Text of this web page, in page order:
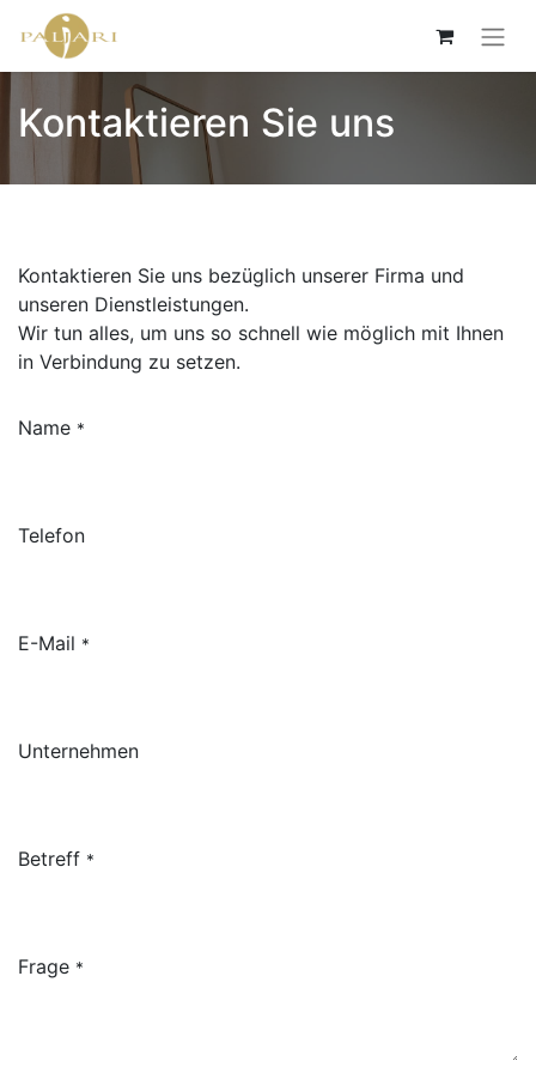
Kontaktieren Sie uns
Kontaktieren Sie uns bezüglich unserer Firma und
unseren Dienstleistungen.
Wir tun alles, um uns so schnell wie möglich mit Ihnen
in Verbindung zu setzen.
Name *
Telefon
E-Mail *
Unternehmen
Betreff *
Frage *